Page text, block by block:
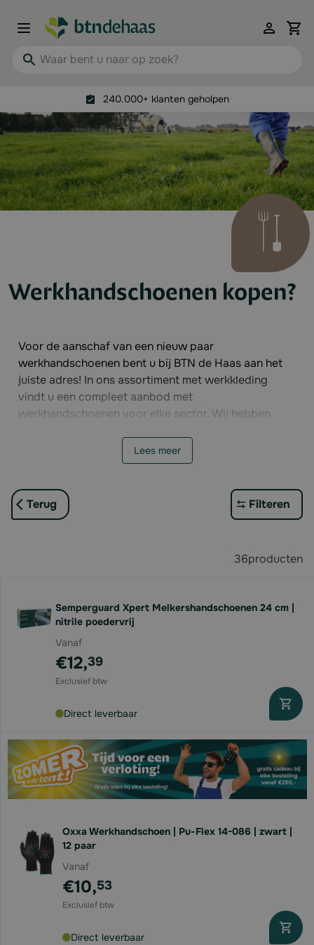
Waar bent u naar op zoek?
240.000+ klanten geholpen
Werkhandschoenen kopen?
Voor de aanschaf van een nieuw paar
werkhandschoenen bent u bij BTN de Haas aan het
juiste adres! In ons assortiment met werkkleding
vindt u een compleet aanbod met
werkhandschoenen voor elke sector. Wij hebben
iedereen de passende handschoen kan vinden.
Profiteer van scherpe prijzen en staffelkortingen,
online.
Lees meer
Terug Filteren
36producten
Semperguard Xpert Melkershandschoenen 24 cm |
nitrile poedervrij
Vanaf
€12,39
Direct leverbaar
Oxxa Werkhandschoen | Pu-Flex 14-086 | zwart |
12 paar
Vanaf
€10,53
Direct leverbaar